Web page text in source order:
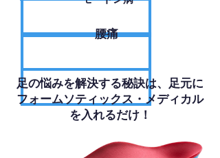
腰痛
足の悩みを解決する秘訣は、足元に
フォームソティックス・メディカル
を入れるだけ！